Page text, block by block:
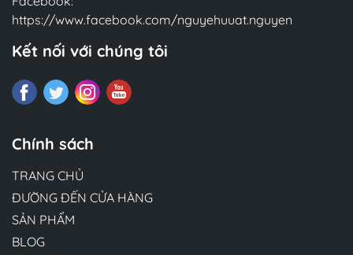
https://www.facebook.com/nguyehuuat.nguyen
Kết nối với chúng tôi
Chính sách
TRANG CHỦ
ĐƯỜNG ĐẾN CỬA HÀNG
SẢN PHẨM
BLOG